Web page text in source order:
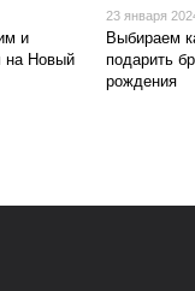
и
на Новый
23 января
Выбираем
подарить
рождения